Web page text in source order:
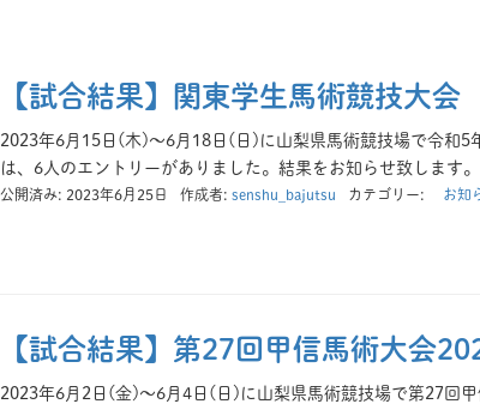
【試合結果】関東学生馬術競技大会
2023年6月15日(木)～6月18日(日)に山梨県馬術競技場で令和5
は、6人のエントリーがありました。結果をお知らせ致しま
公開済み: 2023年6月25日 作成者: senshu_bajutsu カテゴリー: お知
【試合結果】第27回甲信馬術大会
2023年6月2日(金)～6月4日(日)に山梨県馬術競技場で第27回